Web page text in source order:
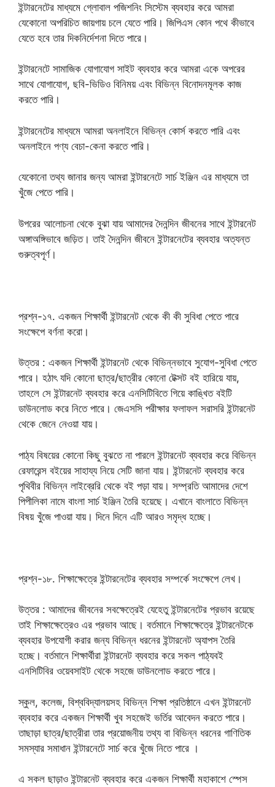
ইন্টারনেটের মাধ্যমে গ্লোবাল পজিশনিং সিস্টেম ব্যবহার করে আমরা
যেকোনো অপরিচিত জায়গায় চলে যেতে পারি। জিপিএস কোন পথে কীভাবে
যেতে হবে তার দিকনির্দেশনা দিতে পারে।
ইন্টারনেটে সামাজিক যোগাযোগ সাইট ব্যবহার করে আমরা একে অপরের
সাথে যোগাযোগ, ছবি-ভিডিও বিনিময় এবং বিভিন্ন বিনোদনমূলক কাজ
করতে পারি।
ইন্টারনেটের মাধ্যমে আমরা অনলাইনে বিভিন্ন কোর্স করতে পারি এবং
অনলাইনে পণ্য বেচা-কেনা করতে পারি।
যেকোনো তথ্য জানার জন্য আমরা ইন্টারনেটে সার্চ ইঞ্জিন এর মাধ্যমে তা
খুঁজে পেতে পারি।
উপরের আলোচনা থেকে বুঝা যায় আমাদের দৈনন্দিন জীবনের সাথে ইন্টারনেট
অঙ্গাঅঙ্গিভাবে জড়িত। তাই দৈনন্দিন জীবনে ইন্টারনেটের ব্যবহার অত্যন্ত
গুরুত্বপূর্ণ।
প্রশ্ন-১৭. একজন শিক্ষার্থী ইন্টারনেট থেকে কী কী সুবিধা পেতে পারে
সংক্ষেপে বর্ণনা করো।
উত্তর : একজন শিক্ষার্থী ইন্টারনেট থেকে বিভিন্নভাবে সুযোগ-সুবিধা পেতে
পারে। হঠাৎ যদি কোনো ছাত্র/ছাত্রীর কোনো টেক্সট বই হারিয়ে যায়,
তাহলে সে ইন্টারনেট ব্যবহার করে এনসিটিবিতে গিয়ে কাঙ্খিত বইটি
ডাউনলোড করে নিতে পারে। জেএসসি পরীক্ষার ফলাফল সরাসরি ইন্টারনেট
থেকে জেনে নেওয়া যায়।
পাঠ্য বিষয়ের কোনো কিছু বুঝতে না পারলে ইন্টারনেট ব্যবহার করে বিভিন্ন
রেফারেন্স বইয়ের সাহায্য নিয়ে সেটি জানা যায়। ইন্টারনেট ব্যবহার করে
পৃথিবীর বিভিন্ন লাইব্রেরি থেকে বই পড়া যায়। সম্প্রতি আমাদের দেশে
পিপীলিকা নামে বাংলা সার্চ ইঞ্জিন তৈরি হয়েছে। এখানে বাংলাতে বিভিন্ন
বিষয় খুঁজে পাওয়া যায়। দিনে দিনে এটি আরও সমৃদ্ধ হচ্ছে।
প্রশ্ন-১৮. শিক্ষাক্ষেত্রে ইন্টারনেটের ব্যবহার সম্পর্কে সংক্ষেপে লেখ।
উত্তর : আমাদের জীবনের সবক্ষেত্রেই যেহেতু ইন্টারনেটের প্রভাব রয়েছে
তাই শিক্ষাক্ষেত্রেও এর প্রভাব আছে। বর্তমানে শিক্ষাক্ষেত্রে ইন্টারনেটকে
ব্যবহার উপযোগী করার জন্য বিভিন্ন ধরনের ইন্টারনেট অ্যাপস তৈরি
হচ্ছে। বর্তমানে শিক্ষার্থীরা ইন্টারনেট ব্যবহার করে সকল পাঠ্যবই
এনসিটিবির ওয়েবসাইট থেকে সহজে ডাউনলোড করতে পারে।
স্কুল, কলেজ, বিশ্ববিদ্যালয়সহ বিভিন্ন শিক্ষা প্রতিষ্ঠানে এখন ইন্টারনেট
ব্যবহার করে একজন শিক্ষার্থী খুব সহজেই ভর্তির আবেদন করতে পারে।
তাছাড়া ছাত্র/ছাত্রীরা তার প্রয়োজনীয় তথ্য বা বিভিন্ন ধরনের গাণিতিক
সমস্যার সমাধান ইন্টারনেটে সার্চ করে খুঁজে নিতে পারে ।
এ সকল ছাড়াও ইন্টারনেট ব্যবহার করে একজন শিক্ষার্থী মহাকাশে স্পেস